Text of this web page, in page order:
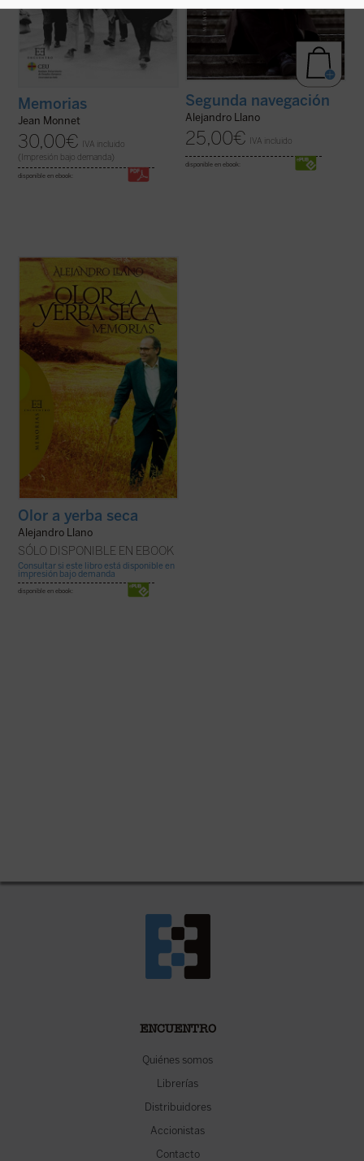
Memorias
Jean Monnet
30,00€
IVA incluido
(Impresión bajo demanda)
disponible en ebook:
Segunda navegación
Alejandro Llano
25,00€ IVA incluido
disponible en ebook:
«En un momento de estas páginas recojo
algunas de las últimas palabras que Ludwig
Wittgenstein dirigió a su discípula
predilecta: "Beth, he buscado la verdad".
Ojalá pudiera decir yo lo mismo, aunque
sea en un tono más bajo y con un alcance ...
(ver ficha)
Olor a yerba seca
Alejandro Llano
SÓLO DISPONIBLE EN EBOOK
Consultar si este libro está disponible en
impresión bajo demanda
disponible en ebook:
ENCUENTRO
Quiénes somos
Librerías
Distribuidores
Accionistas
Contacto